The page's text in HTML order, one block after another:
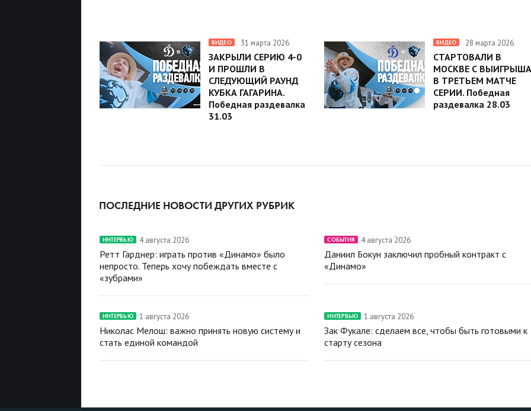
ВИДЕО 31 марта 2026
ЗАКРЫЛИ СЕРИЮ 4-0
И ПРОШЛИ В
СЛЕДУЮЩИЙ РАУНД
КУБКА ГАГАРИНА.
Победная раздевалка
31.03
ВИДЕО 28 марта 2026
СТАРТОВАЛИ В
МОСКВЕ С
В ТРЕТЬЕМ МАТЧЕ
СЕРИИ. Победная
раздевалка 28.03
ПОСЛЕДНИЕ НОВОСТИ ДРУГИХ РУБРИК
ИНТЕРВЬЮ 4 августа 2026
Ретт Гарднер: играть против «Динамо» было
непросто. Теперь хочу побеждать вместе с
«зубрами»
СОБЫТИЯ 4 августа 2026
Даниил Бокун заключил пробный контракт с
«Динамо»
ИНТЕРВЬЮ 1 августа 2026
Николас Мелош: важно принять новую систему и
стать единой командой
ИНТЕРВЬЮ 1 августа 2026
Зак Фукале: сделаем все, чтобы быть готовыми к
старту сезона